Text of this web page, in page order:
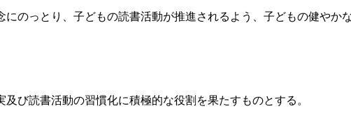
のっとり、子どもの読書活動が推進されるよう、子どもの健やか
び読書活動の習慣化に積極的な役割を果たすものとする。